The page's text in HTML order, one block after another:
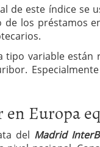
de este índice se
de los préstamos
tipo variable
Europa
del Madrid